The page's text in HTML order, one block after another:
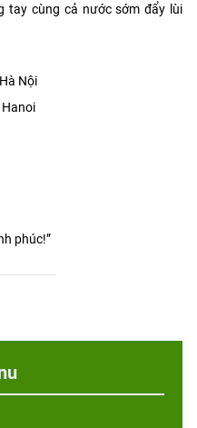
tay cùng cả nước sớm đẩy lùi
Nội
phúc!”